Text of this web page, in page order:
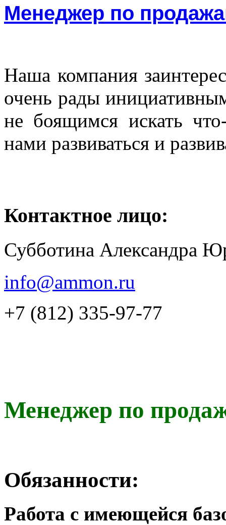
Менеджер по
Наша компания
очень рады
не боящимся искать
нами развиваться и
Контактное лицо:
Субботина Александра
info@ammon.ru
+7 (812) 335-97-77
Менеджер по
Обязанности:
Работа с имеющейся